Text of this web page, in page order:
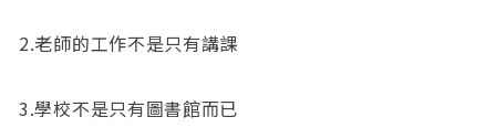
2.老師的工作不是只有講課
3.學校不是只有圖書館而已